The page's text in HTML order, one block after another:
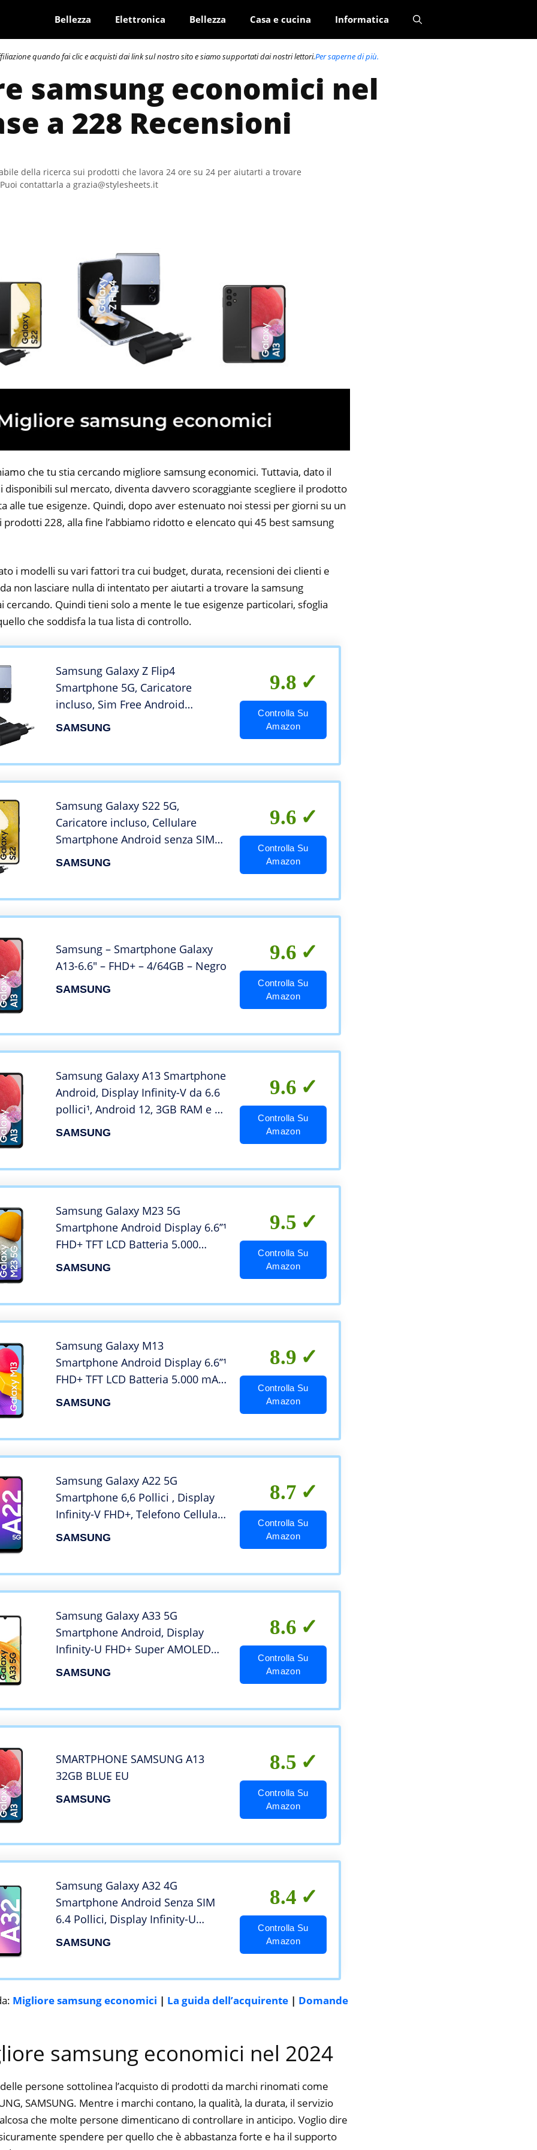
Bellezza Elettronica Bellezza Casa e cucina Informatica
quando fai clic e acquisti dai link sul nostro sito e siamo supportati dai nostri lettori.Per saperne di più.
samsung economici nel
a 228 Recensioni
della ricerca sui prodotti che lavora 24 ore su 24 per aiutarti a trovare
contattarla a grazia@stylesheets.it
che tu stia cercando migliore samsung economici. Tuttavia, dato il
disponibili sul mercato, diventa davvero scoraggiante scegliere il prodotto
alle tue esigenze. Quindi, dopo aver estenuato noi stessi per giorni su un
228, alla fine l’abbiamo ridotto e elencato qui 45 best samsung
i modelli su vari fattori tra cui budget, durata, recensioni dei clienti e
non lasciare nulla di intentato per aiutarti a trovare la samsung
cercando. Quindi tieni solo a mente le tue esigenze particolari, sfoglia
che soddisfa la tua lista di controllo.
Samsung Galaxy Z Flip4
Smartphone 5G, Caricatore
incluso, Sim Free Android
Telefono Pieghevole 128GB,
SAMSUNG
9.8
Controlla Su
Amazon
Samsung Galaxy S22 5G,
Caricatore incluso, Cellulare
Smartphone Android senza SIM
256GB Display 6.1’’¹ Dynamic
SAMSUNG
9.6
Controlla Su
Amazon
Samsung – Smartphone Galaxy
A13-6.6″ – FHD+ – 4/64GB – Negro
SAMSUNG
9.6
Controlla Su
Amazon
Samsung Galaxy A13 Smartphone
Android, Display Infinity-V da 6.6
pollici¹, Android 12, 3GB RAM e 32
GB di Memoria interna
SAMSUNG
9.6
Controlla Su
Amazon
Samsung Galaxy M23 5G
Smartphone Android Display 6.6’’¹
FHD+ TFT LCD Batteria 5.000
mAh² Fotocamera principale
SAMSUNG
9.5
Controlla Su
Amazon
Samsung Galaxy M13
Smartphone Android Display 6.6’’¹
FHD+ TFT LCD Batteria 5.000 mAh,
Tripla fotocamera, RAM 4GB
SAMSUNG
8.9
Controlla Su
Amazon
Samsung Galaxy A22 5G
Smartphone 6,6 Pollici , Display
Infinity-V FHD+, Telefono Cellulare
Android 11, Tripla fotocamera
SAMSUNG
8.7
Controlla Su
Amazon
Samsung Galaxy A33 5G
Smartphone Android, Display
Infinity-U FHD+ Super AMOLED
6.4”¹, 6GB RAM e 128GB di
SAMSUNG
8.6
Controlla Su
Amazon
SMARTPHONE SAMSUNG A13
32GB BLUE EU
SAMSUNG
8.5
Controlla Su
Amazon
Samsung Galaxy A32 4G
Smartphone Android Senza SIM
6.4 Pollici, Display Infinity-U
FHD+, 4 Fotocamere Posteriori,
SAMSUNG
8.4
Controlla Su
Amazon
Migliore samsung economici | La guida dell’acquirente | Domande
samsung economici nel 2024
persone sottolinea l’acquisto di prodotti da marchi rinomati come
SAMSUNG. Mentre i marchi contano, la qualità, la durata, il servizio
che molte persone dimenticano di controllare in anticipo. Voglio dire
spendere per quello che è abbastanza forte e ha il supporto